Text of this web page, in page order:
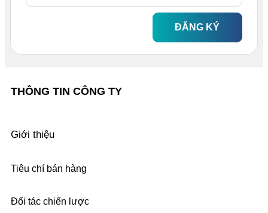
ĐĂNG KÝ
THÔNG TIN CÔNG TY
Giới thiệu
Tiêu chí bán hàng
Đối tác chiến lược